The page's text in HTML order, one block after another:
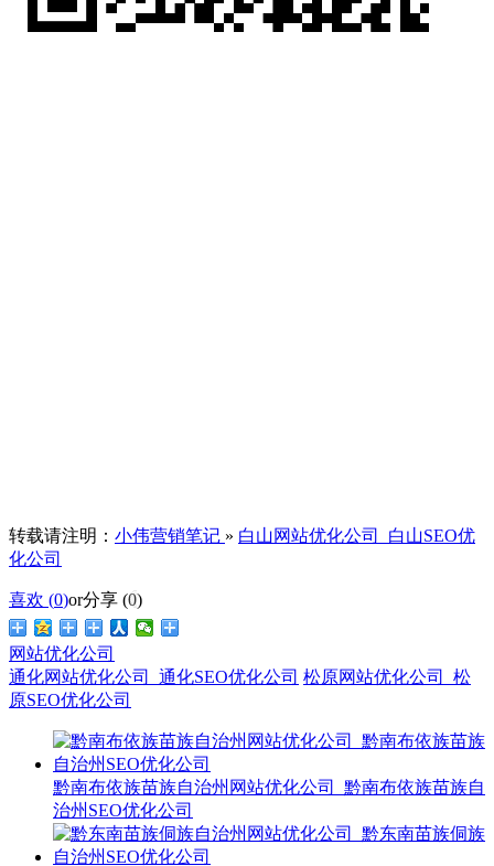
转载请注明： 小伟营销笔记 » 白山网站优化公司_白山SEO优
化公司
喜欢 (0)or分享 (0)
网站优化公司
通化网站优化公司_通化SEO优化公司 松原网站优化公司_松
原SEO优化公司
黔南布依族苗族自治州网站优化公司_黔南布依族苗族自
治州SEO优化公司